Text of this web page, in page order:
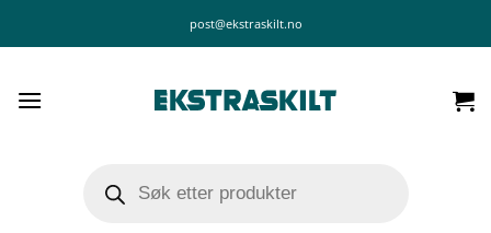
post@ekstraskilt.no
search